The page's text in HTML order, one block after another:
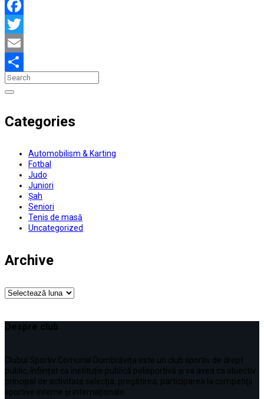
Facebook
Twitter
Email
Partajează
Categories
Automobilism & Karting
Fotbal
Judo
Juniori
Șah
Seniori
Tenis de masă
Uncategorized
Archive
Archive
Despre club
Clubul Sportiv Comunal Dumbrăvița este un club sportiv de drept
public, înființat ca instituţie publică polisportivă și va avea ca obiectiv
principal de activitate selecţia, pregătirea, participarea la competiţii
sportive interne şi internaționale.